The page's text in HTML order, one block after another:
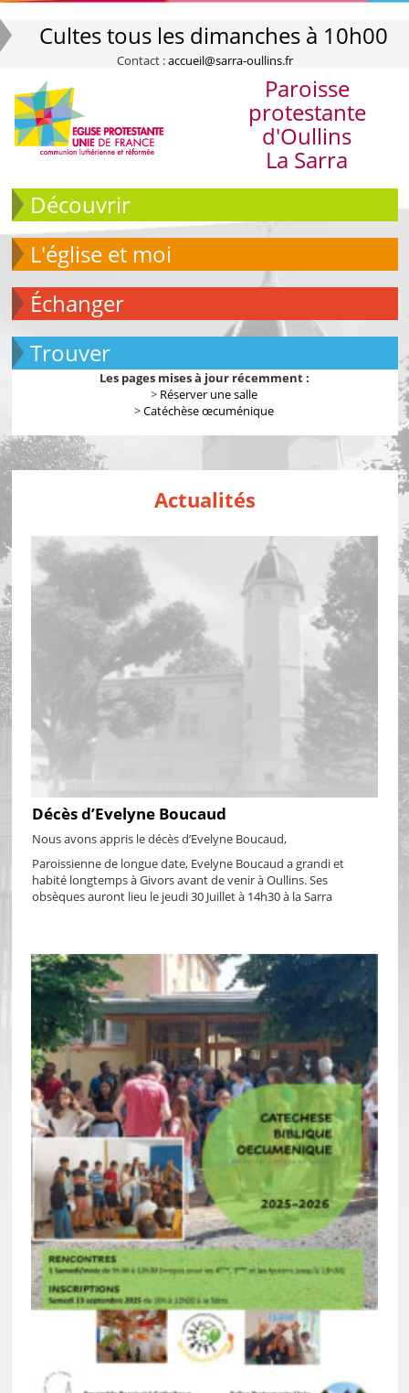
Cultes tous les dimanches à 10h00
Contact :accueil@sarra-oullins.fr
Paroisse
protestante
d'Oullins
La Sarra
Découvrir
L'église et moi
échanger
Trouver
Les pages mises à jour récemment :
> Réserver une salle
>Catéchèse œcuménique
Actualités
Décès d’Evelyne Boucaud
Nous avons appris le décès d’Evelyne Boucaud,
Paroissienne de longue date, Evelyne Boucaud a grandi et
habité longtemps à Givors avant de venir à Oullins. Ses
obsèques auront lieu le jeudi 30 Juillet à 14h30 à la Sarra